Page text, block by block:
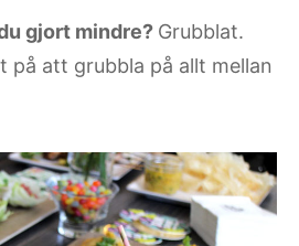
gjort mindre? Grubblat.
på att grubbla på allt mellan